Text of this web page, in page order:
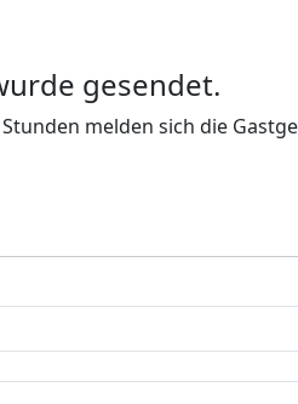
gesendet.
melden sich die